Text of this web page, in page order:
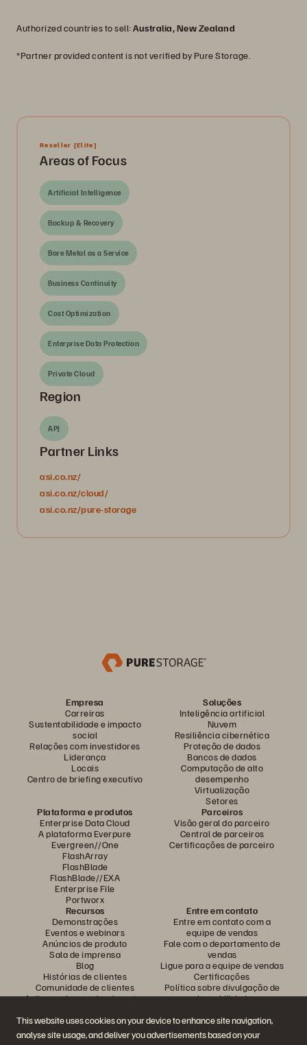
This website uses cookies on your device to enhance site navigation,
analyse site usage, and deliver you advertisements based on your
Authorized countries to sell:Australia, New Zealand
*Partner provided content is not verified by Pure Storage.
Reseller [Elite]
Areas of Focus
Artificial Intelligence
Backup & Recovery
Bare Metal as a Service
Business Continuity
Cost Optimization
Enterprise Data Protection
Private Cloud
Region
APJ
Partner Links
asi.co.nz/
asi.co.nz/cloud/
asi.co.nz/pure-storage
Empresa
Carreiras
Sustentabilidade e impacto
social
Relações com investidores
Liderança
Locais
Centro de briefing executivo
Soluções
Inteligência artificial
Nuvem
Resiliência cibernética
Proteção de dados
Bancos de dados
Computação de alto
desempenho
Virtualização
Setores
Plataforma e produtos
Enterprise Data Cloud
A plataforma Everpure
Evergreen//One
FlashArray
FlashBlade
FlashBlade//EXA
Enterprise File
Portworx
Parceiros
Visão geral do parceiro
Central de parceiros
Certificações de parceiro
Recursos
Demonstrações
Eventos e webinars
Anúncios de produto
Sala de imprensa
Blog
Histórias de clientes
Comunidade de clientes
Artigos sobre conhecimentos
Entre em contato
Entre em contato com a
equipe de vendas
Fale com o departamento de
vendas
Ligue para a equipe de vendas
Certificações
Política sobre divulgação de
vulnerabilidades
Participe da conversa